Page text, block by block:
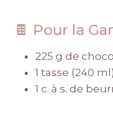
🍫 Pour la
225 g de
1 tasse (240
1 c. à s. de